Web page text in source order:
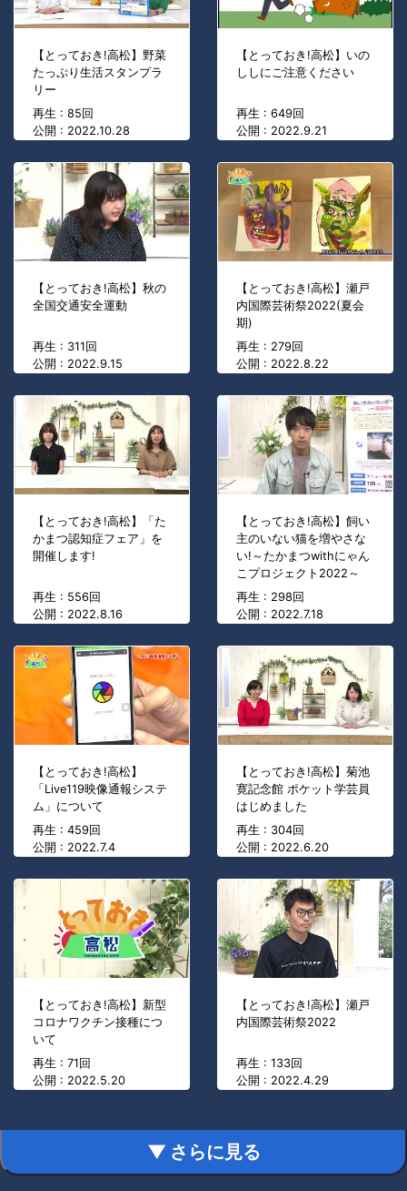
【とっておき!高松】野菜
たっぷり生活スタンプラ
リー
再生 : 85回
公開 : 2022.10.28
【とっておき!高松】いの
ししにご注意ください
再生 : 649回
公開 : 2022.9.21
【とっておき!高松】秋の
全国交通安全運動
再生 : 311回
公開 : 2022.9.15
【とっておき!高松】瀬戸
内国際芸術祭2022(夏会
期)
再生 : 279回
公開 : 2022.8.22
【とっておき!高松】「た
かまつ認知症フェア」を
開催します!
再生 : 556回
公開 : 2022.8.16
【とっておき!高松】飼い
主のいない猫を増やさな
い!～たかまつwithにゃん
こプロジェクト2022～
再生 : 298回
公開 : 2022.7.18
【とっておき!高松】
「Live119映像通報システ
ム」について
再生 : 459回
公開 : 2022.7.4
【とっておき!高松】菊池
寛記念館 ポケット学芸員
はじめました
再生 : 304回
公開 : 2022.6.20
【とっておき!高松】新型
コロナワクチン接種につ
いて
再生 : 71回
公開 : 2022.5.20
【とっておき!高松】瀬戸
内国際芸術祭2022
再生 : 133回
公開 : 2022.4.29
▼ さらに見る